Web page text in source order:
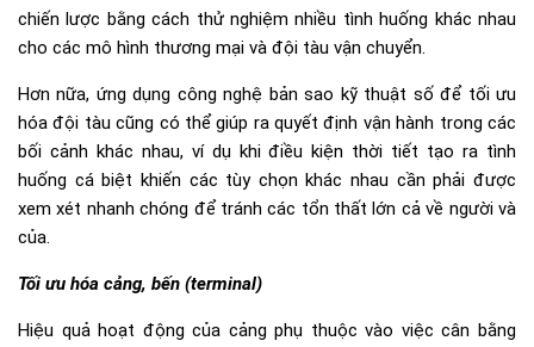
chiến lược bằng cách thử nghiệm nhiều tình huống khác nhau
cho các mô hình thương mại và đội tàu vận chuyển.
Hơn nữa, ứng dụng công nghệ bản sao kỹ thuật số để tối ưu
hóa đội tàu cũng có thể giúp ra quyết định vận hành trong các
bối cảnh khác nhau, ví dụ khi điều kiện thời tiết tạo ra tình
huống cá biệt khiến các tùy chọn khác nhau cần phải được
xem xét nhanh chóng để tránh các tổn thất lớn cả về người và
của.
Tối ưu hóa cảng, bến (terminal)
Hiệu quả hoạt động của cảng phụ thuộc vào việc cân bằng